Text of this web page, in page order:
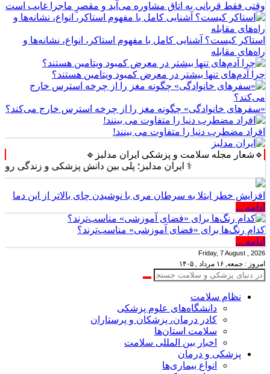
وقتی فقط قربانی به اتاق مشاوره می‌آید و مقصرِ ماجرا غایب است
استاکر کیست؟ آشنایی کامل با مفهوم استاکر، انواع، نشانه‌ها و
راه‌های مقابله
چرا آدم‌های تنها بیشتر در معرض کمبود ویتامین هستند؟
«سفرهای خانوادگی» چگونه مغز را از چرخه استرس خارج می‌کند؟
افراد مضطرب دنیا را متفاوت می بینند!
🔹شعار مجله سلامت و پزشکی ایران مدلبز🔹
⚕️ ایران مدلبز؛ پلی بین دانش پزشکی و زندگی روزمره ⚕️
افزایش خطر ابتلا به سرطان مری با نوشیدن چای بالاتر از این دما
ادامه ...
کدام رنگ‌ها برای «فضای آموزشی» مناسب‌ترند؟
ادامه ...
Friday, 7 August , 2026
امروز : جمعه, ۱۶ مرداد , ۱۴۰۵
نظام سلامت
دانشگاه‌های علوم پزشکی
کادر درمان، پزشکان و پرستاران
سلامت استان‌ها
اخبار بین المللی سلامت
پزشکی و درمان
انواع بیماری‌ها